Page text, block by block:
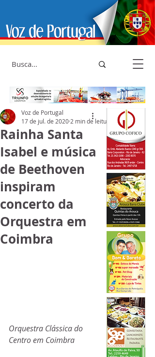
Rainha Santa
Isabel e música
de Beethoven
inspiram
concerto da
Orquestra em
Coimbra
Voz de Portugal
17 de jul. de 2020 2 min de leitura
Orquestra Clássica do
Centro em Coimbra